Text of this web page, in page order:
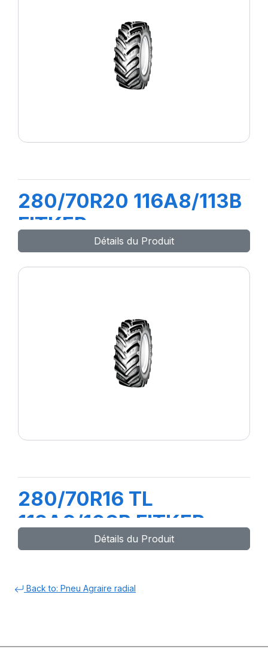
280/70R20 116A8/113B
FITKER
Détails du Produit
280/70R16 TL
112A8/109B FITKER
Détails du Produit
Back to: Pneu Agraire radial